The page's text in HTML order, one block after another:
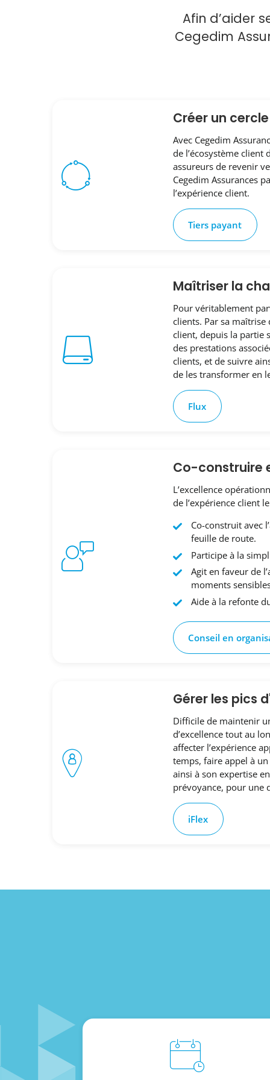
Afin d’aider
Cegedim
Créer un
Avec Cegedim
de l’écosystème
assureurs de revenir
Cegedim Assurances
l’expérience client.
Tiers payant
Maîtriser la
Pour véritablement
clients. Par sa
client, depuis la partie
des prestations
clients, et de suivre
de les transformer en
Flux
Co-construire
L’excellence
de l’expérience client
Co-construit avec
feuille de route.
Participe à la
Agit en faveur de
moments
Aide à la refonte
Conseil en
Gérer les pics
Difficile de maintenir
d’excellence tout au
affecter l’expérience
temps, faire appel à
ainsi à son expertise
prévoyance, pour une
iFlex